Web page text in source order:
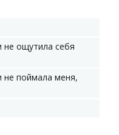
не ощутила себя
не поймала меня,